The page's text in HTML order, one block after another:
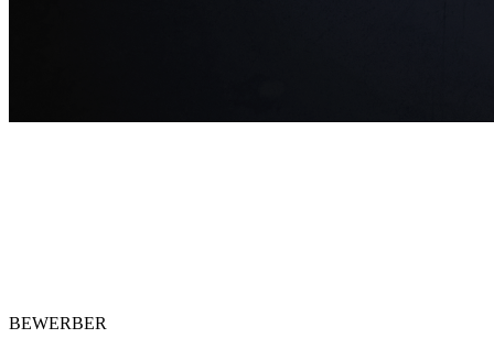
BEWERBER